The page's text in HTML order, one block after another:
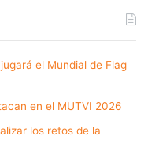
el Mundial de Flag
en el MUTVI 2026
los retos de la